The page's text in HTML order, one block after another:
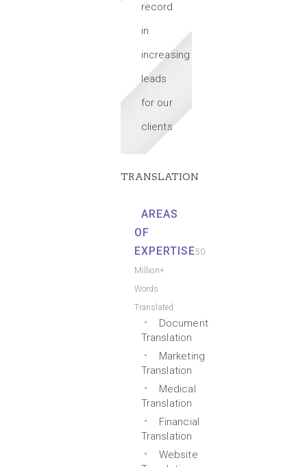
record
in
increasing
leads
for our
clients
TRANSLATION
AREAS
OF
EXPERTISE50
Million+
Words
Translated
Document
Translation
Marketing
Translation
Medical
Translation
Financial
Translation
Website